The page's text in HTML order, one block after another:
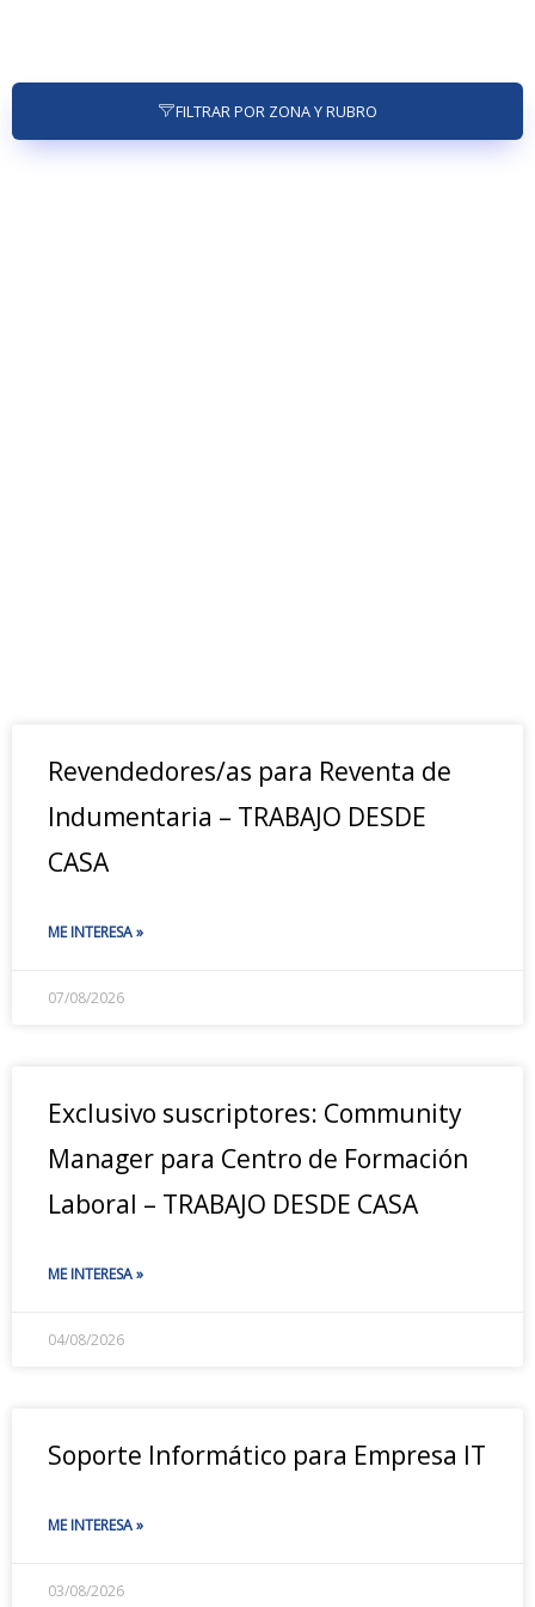
FILTRAR POR ZONA Y RUBRO
Revendedores/as para Reventa de
Indumentaria – TRABAJO DESDE
CASA
ME INTERESA »
07/08/2026
Exclusivo suscriptores: Community
Manager para Centro de Formación
Laboral – TRABAJO DESDE CASA
ME INTERESA »
04/08/2026
Soporte Informático para Empresa IT
ME INTERESA »
03/08/2026